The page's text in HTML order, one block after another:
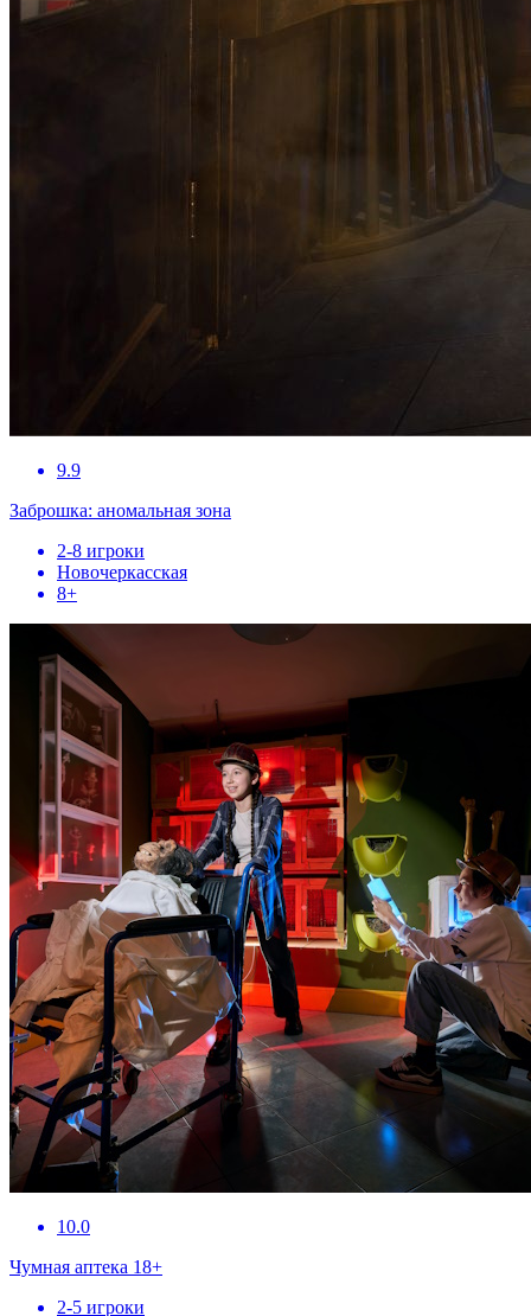
9.9
Заброшка: аномальная зона
2-8 игроки
Новочеркасская
8+
10.0
Чумная аптека 18+
2-5 игроки